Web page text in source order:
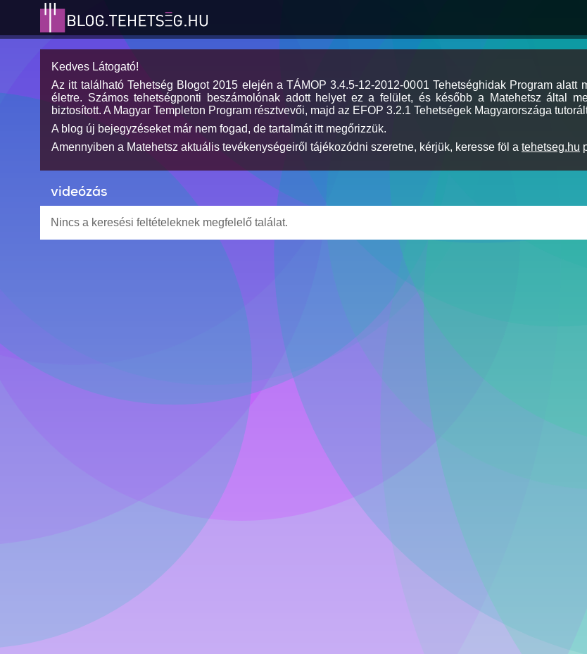
Kedves Látogató!
Az itt található Tehetség Blogot 2015 elején a TÁMOP 3.4.5-12-2012-0001 Tehetséghidak Program alatt
életre. Számos tehetségponti beszámolónak adott helyet ez a felület, és később a Matehetsz által
biztosított. A Magyar Templeton Program résztvevői, majd az EFOP 3.2.1 Tehetségek Magyarországa
A blog új bejegyzéseket már nem fogad, de tartalmát itt megőrizzük.
Amennyiben a Matehetsz aktuális tevékenységeiről tájékozódni szeretne, kérjük, keresse föl a tehetseg.hu
videózás
Nincs a keresési feltételeknek megfelelő találat.